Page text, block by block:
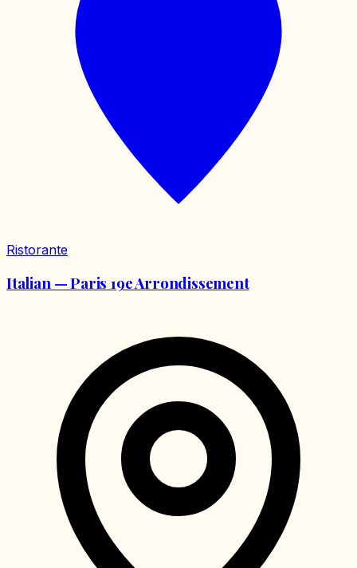
Ristorante
Italian — Paris 19e Arrondissement